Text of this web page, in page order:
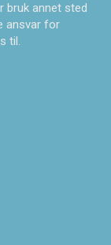
bruk annet sted
ansvar for
til.